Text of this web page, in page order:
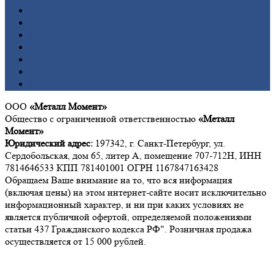
ООО «Металл Момент»
Общество с ограниченной ответственностью «Металл
Момент»
Юридический адрес: 197342, г. Санкт-Петербург, ул.
Сердобольская, дом 65, литер А, помещение 707-712Н, ИНН
7814646533 КПП 781401001 ОГРН 1167847163428
Обращаем Ваше внимание на то, что вся информация
(включая цены) на этом интернет-сайте носит исключительно
информационный характер, и ни при каких условиях не
является публичной офертой, определяемой положениями
статьи 437 Гражданского кодекса РФ". Розничная продажа
осуществляется от 15 000 рублей.